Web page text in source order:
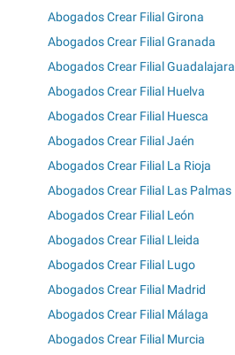
Abogados Crear Filial Girona
Abogados Crear Filial Granada
Abogados Crear Filial Guadalajara
Abogados Crear Filial Huelva
Abogados Crear Filial Huesca
Abogados Crear Filial Jaén
Abogados Crear Filial La Rioja
Abogados Crear Filial Las Palmas
Abogados Crear Filial León
Abogados Crear Filial Lleida
Abogados Crear Filial Lugo
Abogados Crear Filial Madrid
Abogados Crear Filial Málaga
Abogados Crear Filial Murcia